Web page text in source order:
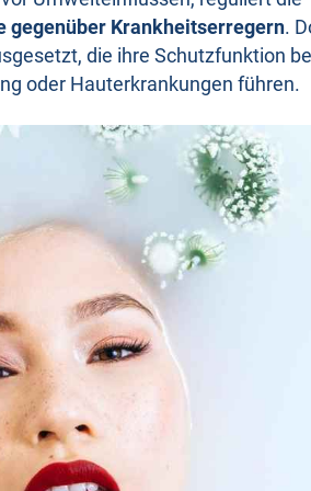
gegenüber Krankheitserregern.
die ihre Schutzfunktion
oder Hauterkrankungen führen.